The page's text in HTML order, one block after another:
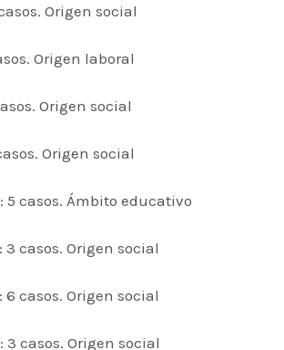
Origen social
Origen laboral
Origen social
Origen social
5 casos. Ámbito educativo
3 casos. Origen social
6 casos. Origen social
3 casos. Origen social